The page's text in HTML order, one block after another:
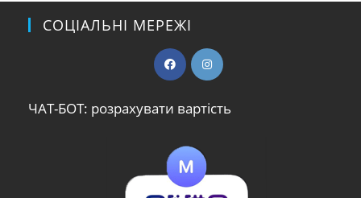
СОЦІАЛЬНІ МЕРЕЖІ
ЧАТ-БОТ: розрахувати вартість